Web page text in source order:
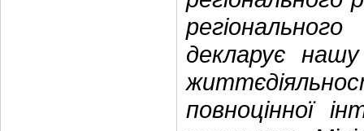
декларує
повноцінної